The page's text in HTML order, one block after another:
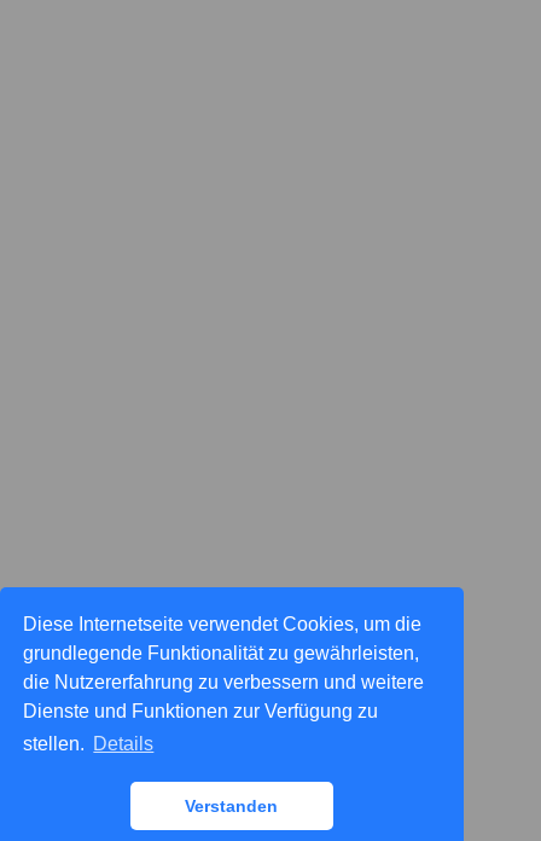
Diese Internetseite verwendet Cookies, um die
grundlegende Funktionalität zu gewährleisten,
die Nutzererfahrung zu verbessern und weitere
Dienste und Funktionen zur Verfügung zu
stellen. Details
Verstanden